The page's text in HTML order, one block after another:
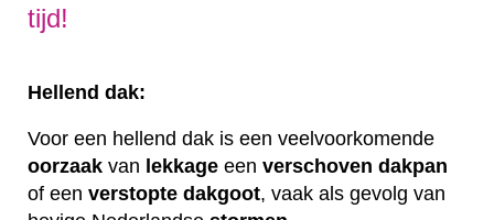
tijd!
Hellend dak:
Voor een hellend dak is een veelvoorkomende
oorzaak van lekkage een verschoven dakpan
of een verstopte dakgoot, vaak als gevolg van